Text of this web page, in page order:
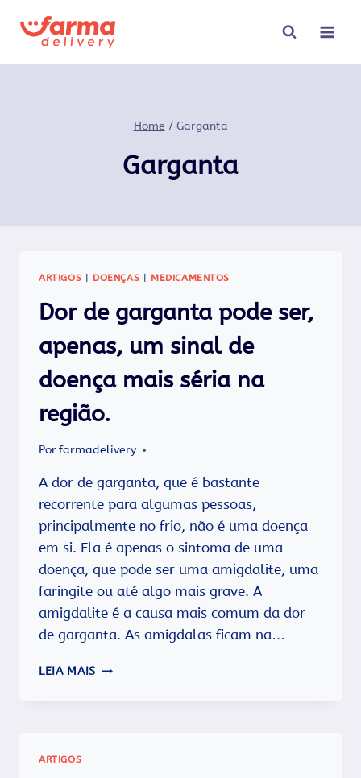
para
Home / Garganta
Garganta
ARTIGOS DOENÇAS MEDICAMENTOS
Dor de garganta pode ser,
apenas, um sinal de
doença mais séria na
região.
Porfarmadelivery
A dor de garganta, que é bastante
recorrente para algumas pessoas,
principalmente no frio, não é uma doença
em si. Ela é apenas o sintoma de uma
doença, que pode ser uma amigdalite, uma
faringite ou até algo mais grave. A
amigdalite é a causa mais comum da dor
de garganta. As amígdalas ficam na…
LEIA MAIS DOR
ARTIGOS